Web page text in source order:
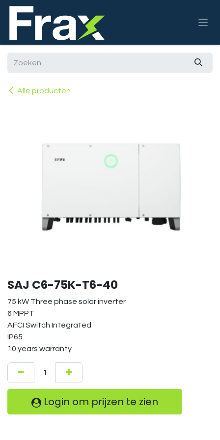
Overslaan naar inhoud
Alle producten
SAJ C6-75K-T6-40
75 kW Three phase solar inverter
6 MPPT
AFCI Switch Integrated
IP65
10 years warranty
Login om prijzen te zien